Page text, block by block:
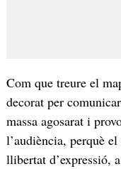
Com que treure el
decorat per
massa agosarat i
l’audiència, perquè
llibertat d’expressió,